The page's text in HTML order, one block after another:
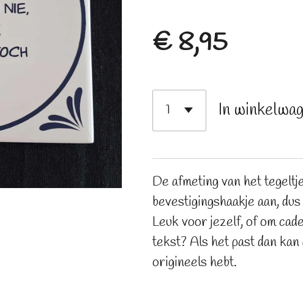
€ 8,95
In
De afmeting van het
bevestigingshaakje aan,
Leuk voor jezelf, of om
tekst? Als het past dan
origineels hebt.